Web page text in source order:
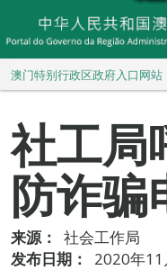
澳门特别行政区政府入口网站
社工局
防诈骗
来源：
社会工作局
发布日期：
2020年